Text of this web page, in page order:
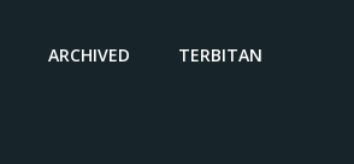
ARCHIVED TERBITAN